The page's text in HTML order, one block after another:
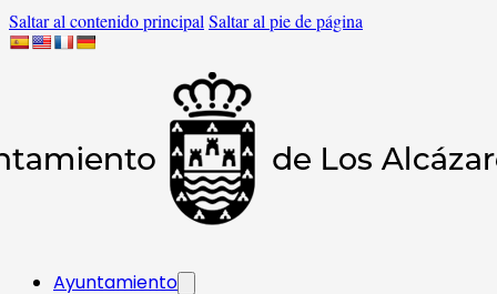
Saltar al contenido principal Saltar al pie de página
Ayuntamiento